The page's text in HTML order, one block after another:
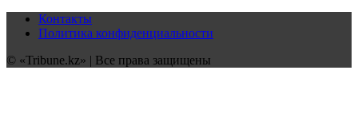
Контакты
Политика конфиденциальности
© «Tribune.kz» | Все права защищены